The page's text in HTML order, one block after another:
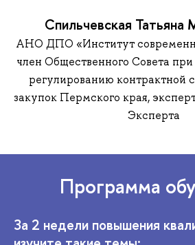
Спильчевская Татьяна
АНО ДПО «Институт
член Общественного Совета
регулированию контрактной
закупок Пермского края,
Эксперта
Программа
За 2 недели повышения